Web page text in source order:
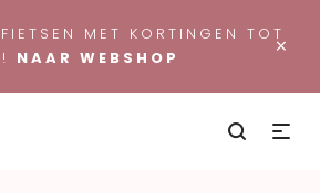
×
MET KORTINGEN TOT
NAAR WEBSHOP